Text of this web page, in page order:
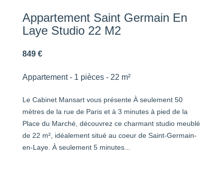
Appartement Saint Germain En
Laye Studio 22 M2
849 €
Appartement - 1 pièces - 22 m²
Le Cabinet Mansart vous présente À seulement 50
mètres de la rue de Paris et à 3 minutes à pied de la
Place du Marché, découvrez ce charmant studio meublé
de 22 m², idéalement situé au coeur de Saint-Germain-
en-Laye. À seulement 5 minutes...